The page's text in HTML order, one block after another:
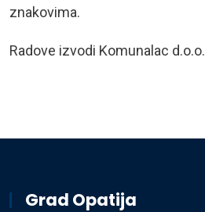
znakovima.
Radove izvodi Komunalac d.o.o.
Grad Opatija